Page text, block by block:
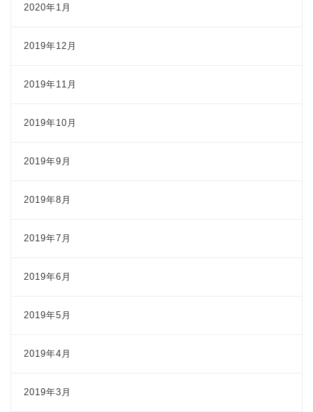
2020年1月
2019年12月
2019年11月
2019年10月
2019年9月
2019年8月
2019年7月
2019年6月
2019年5月
2019年4月
2019年3月